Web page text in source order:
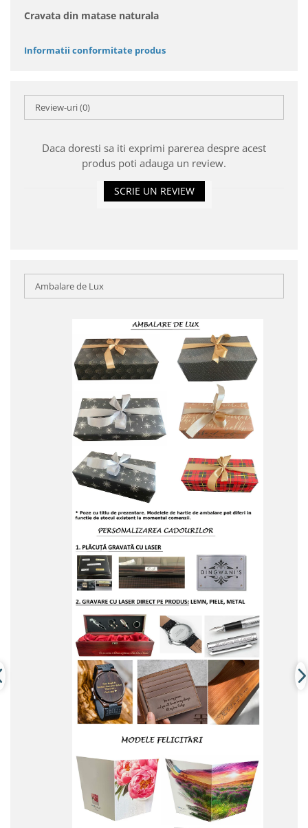
Cravata din matase naturala
Informatii conformitate produs
Review-uri(0)
Daca doresti sa iti exprimi parerea despre acest
produs poti adauga un review.
SCRIE UN REVIEW
Ambalare de Lux